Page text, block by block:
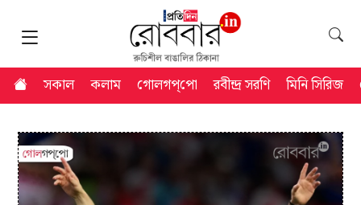
সকাল কলাম গোলগপ্‌পো রবীন্দ্র সরণি মিনি সিরিজ